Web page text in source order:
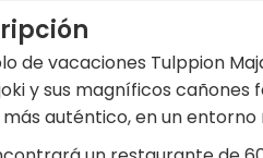
de vacaciones Tulppion
y sus magníficos cañones
auténtico, en un